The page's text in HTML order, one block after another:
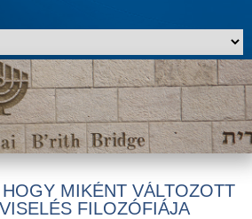
HOGY MIKÉNT VÁLTOZOTT
FILOZÓFIÁJA